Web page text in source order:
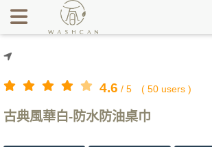
最推薦防水防油防燙環保材質奢華提花桌
好清洗，耐刮又耐磨，適合想要輕鬆生活
4.6 / 5 ( 50 users )
古典風華白-防水防油桌巾